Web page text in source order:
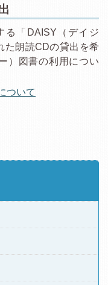
る「DAISY（デイジ
た朗読CDの貸出を希
）図書の利用につい
ついて